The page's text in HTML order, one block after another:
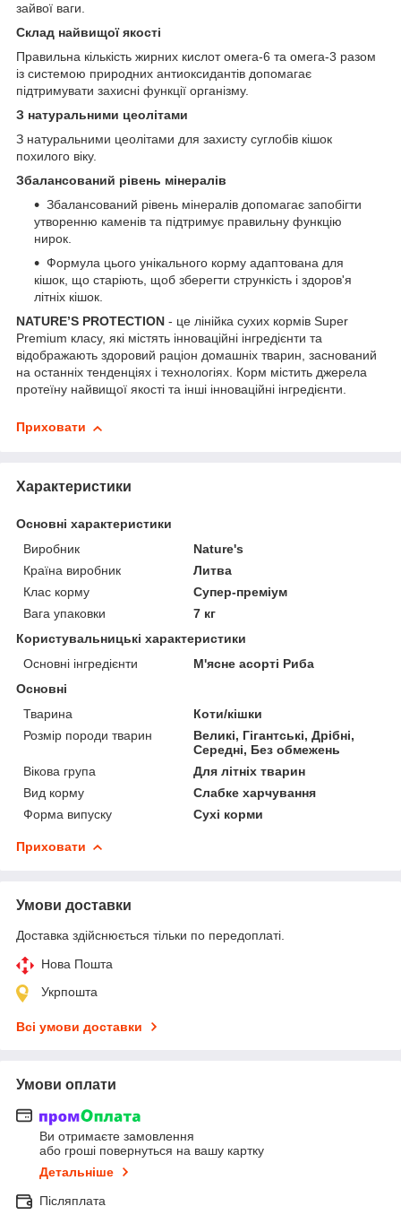
зайвої ваги.
Склад найвищої якості
Правильна кількість жирних кислот омега-6 та омега-3 разом
із системою природних антиоксидантів допомагає
підтримувати захисні функції організму.
З натуральними цеолітами
З натуральними цеолітами для захисту суглобів кішок
похилого віку.
Збалансований рівень мінералів
Збалансований рівень мінералів допомагає запобігти
утворенню каменів та підтримує правильну функцію
нирок.
Формула цього унікального корму адаптована для
кішок, що старіють, щоб зберегти стрункість і здоров'я
літніх кішок.
NATURE’S PROTECTION - це лінійка сухих кормів Super
Premium класу, які містять інноваційні інгредієнти та
відображають здоровий раціон домашніх тварин, заснований
на останніх тенденціях і технологіях. Корм містить джерела
протеїну найвищої якості та інші інноваційні інгредієнти.
Приховати
Характеристики
Основні характеристики
Виробник
Nature's
Країна виробник
Литва
Клас корму
Супер-преміум
Вага упаковки
7 кг
Користувальницькі характеристики
Основні інгредієнти
М'ясне асорті Риба
Основні
Тварина
Коти/кішки
Розмір породи тварин
Великі, Гігантські, Дрібні,
Середні, Без обмежень
Вікова група
Для літніх тварин
Вид корму
Слабке харчування
Форма випуску
Сухі корми
Приховати
Умови доставки
Доставка здійснюється тільки по передоплаті.
Нова Пошта
Укрпошта
Всі умови доставки
Умови оплати
Ви отримаєте замовлення
або гроші повернуться на вашу картку
Детальніше
Післяплата